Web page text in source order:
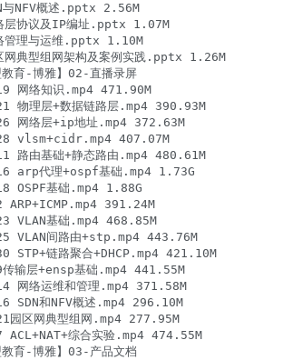
与NFV概述.pptx 2.56M
层协议及IP编址.pptx 1.07M
管理与运维.pptx 1.10M
网典型组网架构及案例实践.pptx 1.26M
教育-博雅】02-直播录屏
网络知识.mp4 471.90M
物理层+数据链路层.mp4 390.93M
网络层+ip地址.mp4 372.63M
vlsm+cidr.mp4 407.07M
路由基础+静态路由.mp4 480.61M
arp代理+ospf基础.mp4 1.73G
OSPF基础.mp4 1.88G
ARP+ICMP.mp4 391.24M
VLAN基础.mp4 468.85M
VLAN间路由+stp.mp4 443.76M
STP+链路聚合+DHCP.mp4 421.10M
输层+ensp基础.mp4 441.55M
网络运维和管理.mp4 371.58M
SDN和NFV概述.mp4 296.10M
园区网典型组网.mp4 277.95M
综合实验.mp4 474.55M
教育-博雅】03-产品文档